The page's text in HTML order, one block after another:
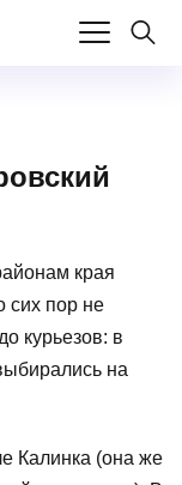
края
сих пор не
курьезов: в
на
Калинка (она же